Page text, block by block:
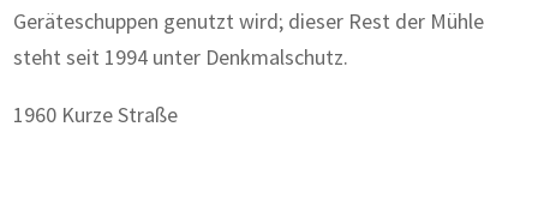
Geräteschuppen genutzt wird; dieser Rest der Mühle
steht seit 1994 unter Denkmalschutz.
1960 Kurze Straße